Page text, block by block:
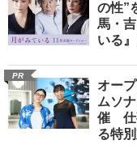
の性”
馬・
いる』
PR
オー
ムソ
催 仕
る特